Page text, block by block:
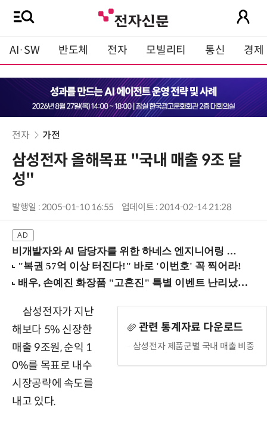
AI·SW 반도체 전자 모빌리티 통신 경제
전자 가전
삼성전자 올해목표 "국내 매출 9조 달
성"
발행일 : 2005-01-10 16:55 업데이트 : 2014-02-14 21:28
비개발자와 AI 담당자를 위한 하네스 엔지니어링 입문과정 (8/20 신논현역)
관련 통계자료 다운로드
삼성전자 제품군별 국내 매출 비중
삼성전자가 지난
해보다 5% 신장한
매출 9조원, 순익 1
0%를 목표로 내수
시장공략에 속도를
내고 있다.